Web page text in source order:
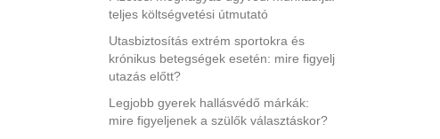
teljes költségvetési útmutató
Utasbiztosítás extrém sportokra és
krónikus betegségek esetén: mire figyelj
utazás előtt?
Legjobb gyerek hallásvédő márkák:
mire figyeljenek a szülők választáskor?